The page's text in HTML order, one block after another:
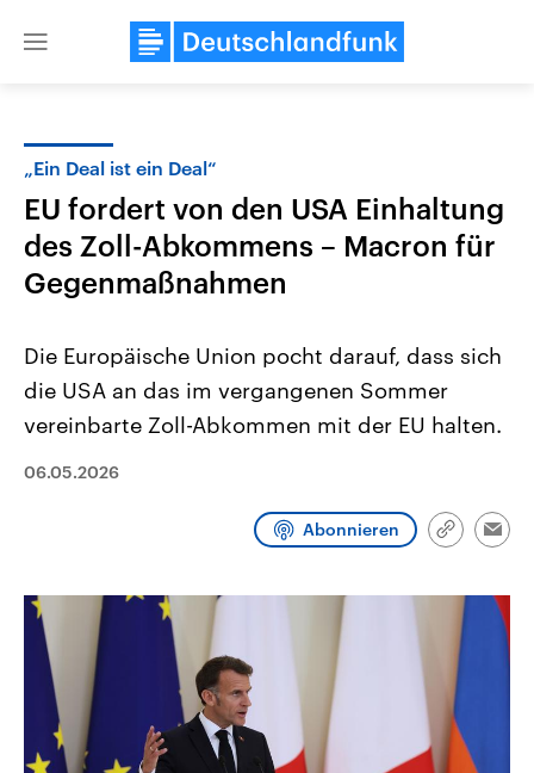
Close
Landtagswahl Sachsen-Anhalt
2026
Sachsen-Anhalt wählt am 6.
Bundesland von einer Koalition aus
und Hintergründe zu den Parteien
und Kandidaten der anstehenden
Wahl.
USA
Aktuelle Beiträge,
den mächtigsten Ländern
mit großem Einfluss auf
aktuelle Weltgeschehen.
Sendungen Programm Podcasts
Audio-Archiv
„Ein Deal ist ein Deal“
EU fordert von den USA Einhaltung
des Zoll-Abkommens – Macron für
Gegenmaßnahmen
Die Europäische Union pocht darauf, dass sich
die USA an das im vergangenen Sommer
vereinbarte Zoll-Abkommen mit der EU halten.
06.05.2026
Abonnieren
Link